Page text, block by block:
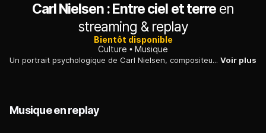
Carl Nielsen : Entre ciel et terre en
streaming & replay
Bientôt disponible
Culture
Musique
Un portrait psychologique de Carl Nielsen, compositeur danois du tournant du XXe siècle à qui l'on doit six symphonies, ainsi que des chansons ouvrières et enfantines. Voir plus
Musique en replay